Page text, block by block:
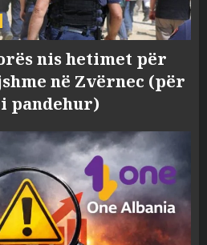
nis hetimet për
në Zvërnec (për
pandehur)